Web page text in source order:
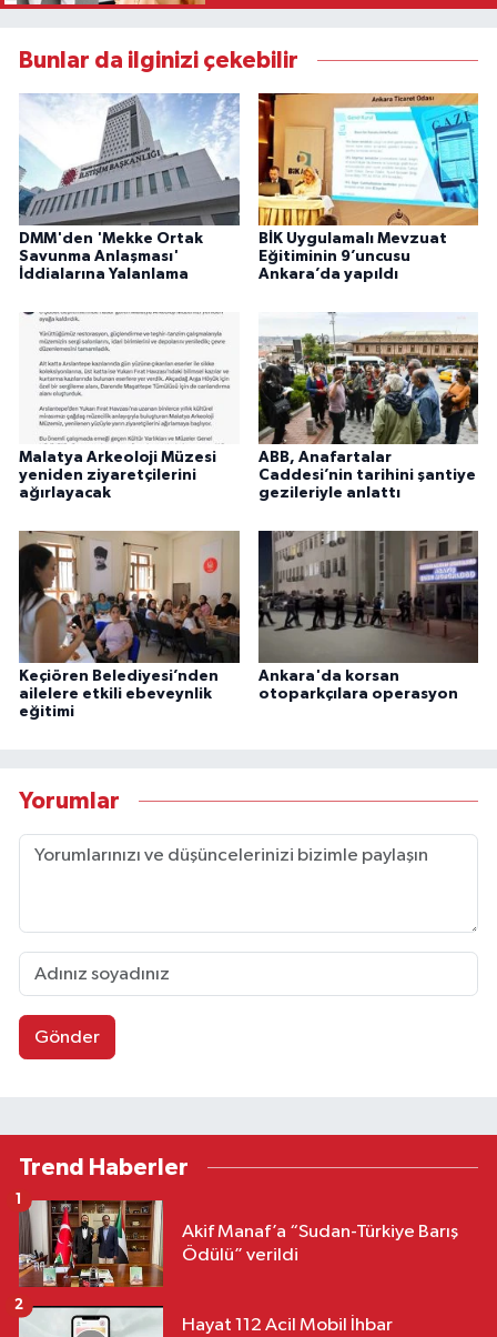
Bunlar da ilginizi çekebilir
DMM'den 'Mekke Ortak
Savunma Anlaşması'
İddialarına Yalanlama
BİK Uygulamalı Mevzuat
Eğitiminin 9’uncusu
Ankara’da yapıldı
Malatya Arkeoloji Müzesi
yeniden ziyaretçilerini
ağırlayacak
ABB, Anafartalar
Caddesi’nin tarihini şantiye
gezileriyle anlattı
Keçiören Belediyesi’nden
ailelere etkili ebeveynlik
eğitimi
Ankara'da korsan
otoparkçılara operasyon
Yorumlar
Gönder
Trend Haberler
Akif Manaf’a “Sudan-Türkiye Barış
Ödülü” verildi
1
Hayat 112 Acil Mobil İhbar
2